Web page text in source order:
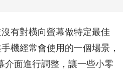
有對橫向螢幕做特定最佳
機經常會使用的一個場景，
介面進行調整，讓一些小零